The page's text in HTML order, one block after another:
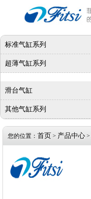
标准气缸系列
超薄气缸系列
滑台气缸
其他气缸系列
您的位置： 首页 > 产品中心 >